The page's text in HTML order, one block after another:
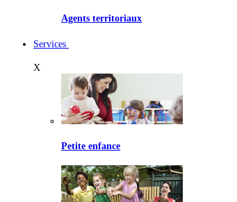
Agents territoriaux
Services
X
Petite enfance